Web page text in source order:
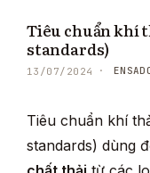
Tiêu chuẩn khí
standards)
13/07/2024
Tiêu chuẩn khí
standards) dùng